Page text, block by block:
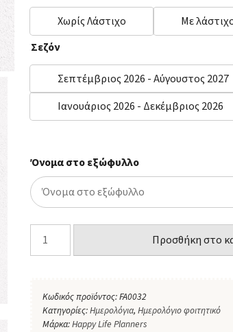
Χωρίς Λάστιχο
Με
Σεζόν
Σεπτέμβριος 2026 - Αύγουστος 2027
Ιανουάριος 2026 - Δεκέμβριος 2026
Όνομα στο εξώφυλλο
Προσθήκη στο
Κωδικός προϊόντος:FA0032
Κατηγορίες:Ημερολόγια,Ημερολόγιο φοιτητικό
Μάρκα:Happy Life Planners